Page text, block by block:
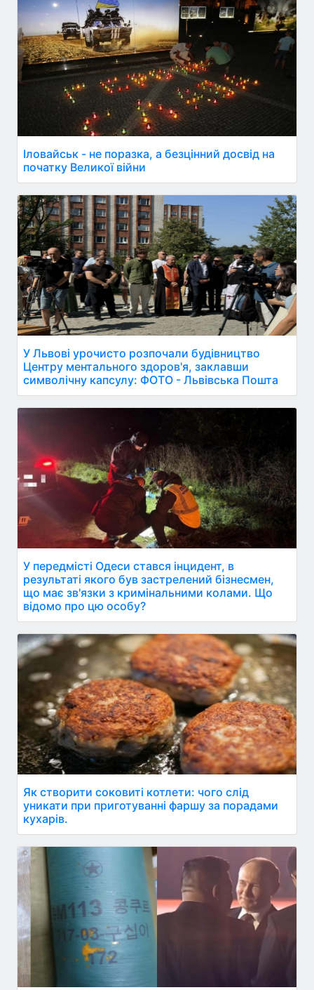
Іловайськ - не поразка, а безцінний досвід на
початку Великої війни
У Львові урочисто розпочали будівництво
Центру ментального здоров'я, заклавши
символічну капсулу: ФОТО - Львівська Пошта
У передмісті Одеси стався інцидент, в
результаті якого був застрелений бізнесмен,
що має зв'язки з кримінальними колами. Що
відомо про цю особу?
Як створити соковиті котлети: чого слід
уникати при приготуванні фаршу за порадами
кухарів.